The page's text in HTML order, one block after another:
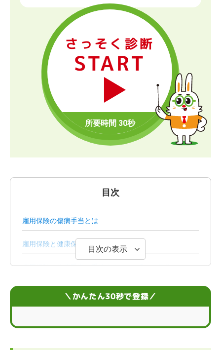
さっそく診断
START
目次
雇用保険の傷病手当とは
雇用保険と健康保険の傷病手当の違い
雇用保険の傷病手当を受給するための3つの条件
目次の表示
＼かんたん30秒で登録／